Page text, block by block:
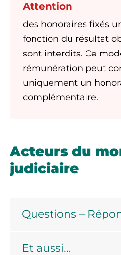
Attention
des honoraires fixés
fonction du résultat
sont interdits. Ce
rémunération peut
uniquement un
complémentaire.
Acteurs du
judiciaire
Questions –
Et aussi…